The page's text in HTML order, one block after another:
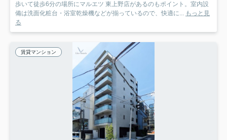
歩いて徒歩6分の場所にマルエツ 東上野店があるのもポイント。室内設
備は洗面化粧台・浴室乾燥機などが揃っているので、快適に... もっと見
る
賃貸マンション